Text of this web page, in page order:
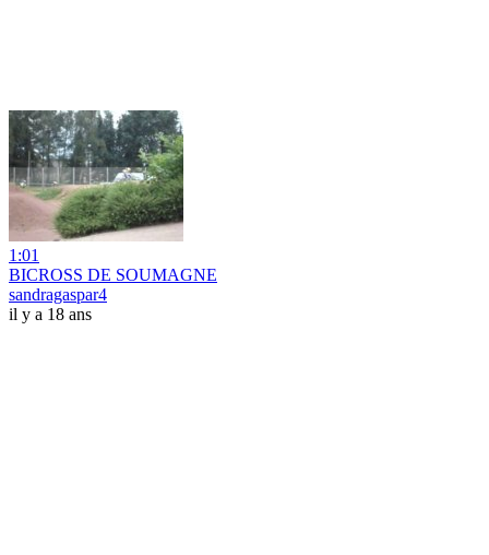
1:01
BICROSS DE SOUMAGNE
sandragaspar4
il y a 18 ans